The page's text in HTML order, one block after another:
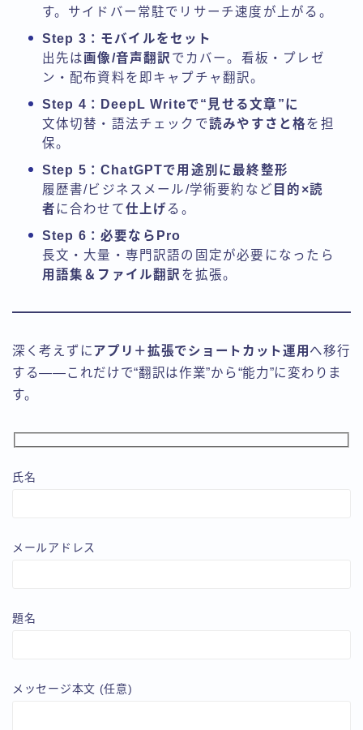
す。サイドバー常駐でリサーチ速度が上がる。
Step 3：モバイルをセット
出先は画像/音声翻訳 でカバー。看板・プレゼ
ン・配布資料を即キャプチャ翻訳。
Step 4：DeepL Writeで“見せる文章”に
文体切替・語法チェックで読みやすさと格を担
保。
Step 5：ChatGPTで用途別に最終整形
履歴書/ビジネスメール/学術要約など 目的×読
者 に合わせて仕上げる。
Step 6：必要ならPro
長文・大量・専門訳語の固定が必要になったら
用語集＆ファイル翻訳 を拡張。
深く考えずにアプリ＋拡張でショートカット運用 へ移行
する――これだけで“翻訳は作業”から“能力”に変わりま
す。
氏名
メールアドレス
題名
メッセージ本文 (任意)